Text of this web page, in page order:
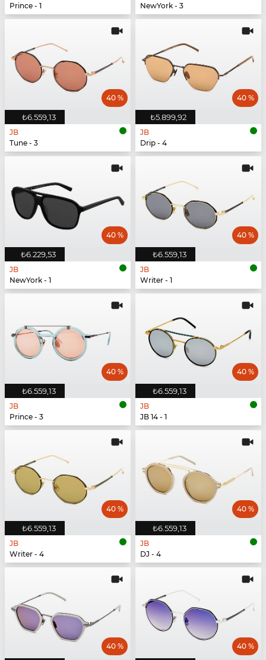
Prince - 1
NewYork - 3
₺6.559,13
40 %
JB
Tune - 3
₺5.899,92
40 %
JB
Drip - 4
₺6.229,53
40 %
JB
NewYork - 1
₺6.559,13
40 %
JB
Writer - 1
₺6.559,13
40 %
JB
Prince - 3
₺6.559,13
40 %
JB
JB 14 - 1
₺6.559,13
40 %
JB
Writer - 4
₺6.559,13
40 %
JB
DJ - 4
40 % 40 %